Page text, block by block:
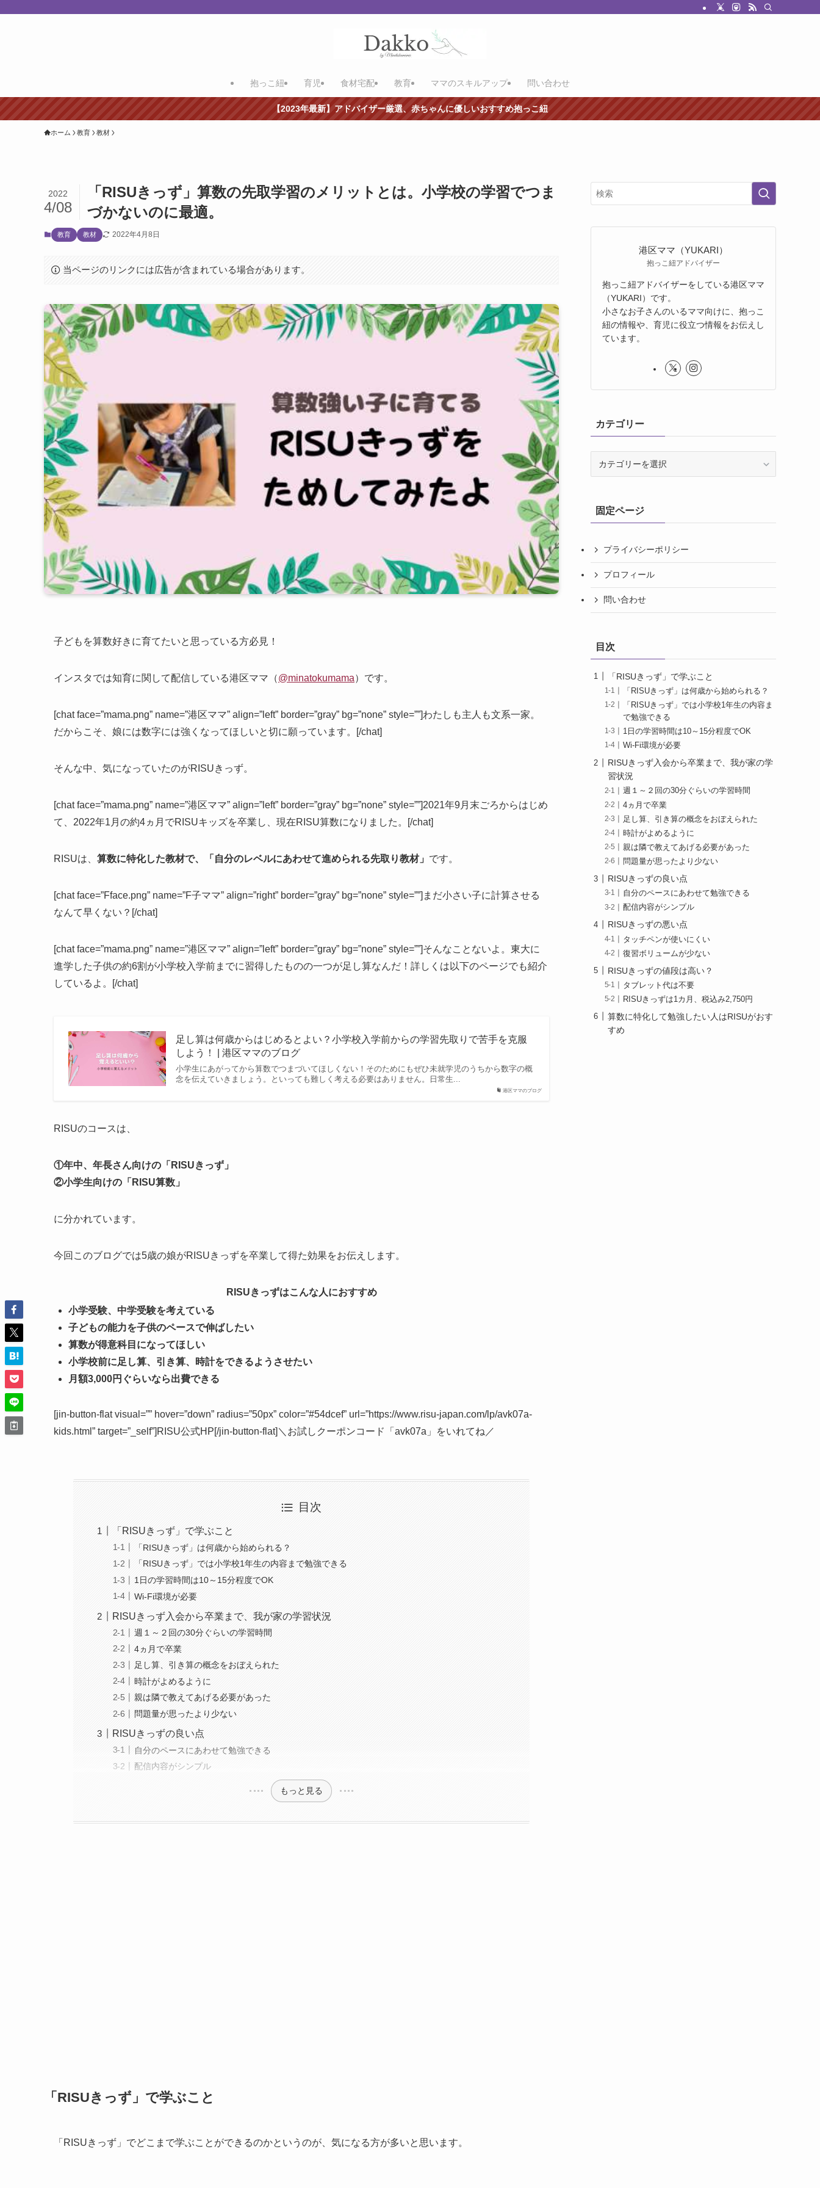
抱っこ紐 育児 食材宅配 教育 ママのスキルアップ 問い合わせ
【2023年最新】アドバイザー厳選、赤ちゃんに優しいおすすめ抱っこ紐
ホーム 教育 教材
「RISUきっず」算数の先取学習のメリットとは。小学校の学習でつま
づかないのに最適。
2022
4/08
教育 教材 2022年4月8日
当ページのリンクには広告が含まれている場合があります。
子どもを算数好きに育てたいと思っている方必見！
インスタでは知育に関して配信している港区ママ（@minatokumama）です。
[chat face=”mama.png” name=”港区ママ” align=”left” border=”gray” bg=”none” style=””]わたしも主人も文系一家。
だからこそ、娘には数字には強くなってほしいと切に願っています。[/chat]
そんな中、気になっていたのがRISUきっず。
[chat face=”mama.png” name=”港区ママ” align=”left” border=”gray” bg=”none” style=””]2021年9月末ごろからはじめ
て、2022年1月の約4ヵ月でRISUキッズを卒業し、現在RISU算数になりました。[/chat]
RISUは、 算数に特化した教材で、「自分のレベルにあわせて進められる先取り教材」 です。
[chat face=”Fface.png” name=”F子ママ” align=”right” border=”gray” bg=”none” style=””]まだ小さい子に計算させる
なんて早くない？[/chat]
[chat face=”mama.png” name=”港区ママ” align=”left” border=”gray” bg=”none” style=””]そんなことないよ。東大に
進学した子供の約6割が小学校入学前までに習得したものの一つが足し算なんだ！詳しくは以下のページでも紹介
しているよ。[/chat]
港区ママのブログ
足し算は何歳からはじめるとよい？小学校入学前からの学習先取りで苦手を克服
しよう！ | 港区ママのブログ
小学生にあがってから算数でつまづいてほしくない！そのためにもぜひ未就学児のうちから数字の概
念を伝えていきましょう。といっても難しく考える必要はありません。日常生...
RISUのコースは、
①年中、年長さん向けの「RISUきっず」
②小学生向けの「RISU算数」
に分かれています。
今回このブログでは5歳の娘がRISUきっずを卒業して得た効果をお伝えします。
RISUきっずはこんな人におすすめ
小学受験、中学受験を考えている
子どもの能力を子供のペースで伸ばしたい
算数が得意科目になってほしい
小学校前に足し算、引き算、時計をできるようさせたい
月額3,000円ぐらいなら出費できる
[jin-button-flat visual=”” hover=”down” radius=”50px” color=”#54dcef” url=”https://www.risu-japan.com/lp/avk07a-
kids.html” target=”_self”]RISU公式HP[/jin-button-flat]＼お試しクーポンコード「avk07a」をいれてね／
目次
「RISUきっず」で学ぶこと
「RISUきっず」は何歳から始められる？
「RISUきっず」では小学校1年生の内容まで勉強できる
1日の学習時間は10～15分程度でOK
Wi-Fi環境が必要
RISUきっず入会から卒業まで、我が家の学習状況
週１～２回の30分ぐらいの学習時間
4ヵ月で卒業
足し算、引き算の概念をおぼえられた
時計がよめるように
親は隣で教えてあげる必要があった
問題量が思ったより少ない
RISUきっずの良い点
自分のペースにあわせて勉強できる
配信内容がシンプル
もっと見る
「RISUきっず」で学ぶこと
「RISUきっず」でどこまで学ぶことができるのかというのが、気になる方が多いと思います。
港区ママ（YUKARI）
抱っこ紐アドバイザー
抱っこ紐アドバイザーをしている港区ママ
（YUKARI）です。
小さなお子さんのいるママ向けに、抱っこ
紐の情報や、育児に役立つ情報をお伝えし
ています。
カテゴリー
ー固定ページ
プライバシーポリシー
プロフィール
問い合わせ
目次
「RISUきっず」で学ぶこと
「RISUきっず」は何歳から始められる？
「RISUきっず」では小学校1年生の内容ま
で勉強できる
1日の学習時間は10～15分程度でOK
Wi-Fi環境が必要
RISUきっず入会から卒業まで、我が家の学
習状況
週１～２回の30分ぐらいの学習時間
4ヵ月で卒業
足し算、引き算の概念をおぼえられた
時計がよめるように
親は隣で教えてあげる必要があった
問題量が思ったより少ない
RISUきっずの良い点
自分のペースにあわせて勉強できる
配信内容がシンプル
RISUきっずの悪い点
タッチペンが使いにくい
復習ボリュームが少ない
RISUきっずの値段は高い？
タブレット代は不要
RISUきっずは1カ月、税込み2,750円
算数に特化して勉強したい人はRISUがおす
すめ